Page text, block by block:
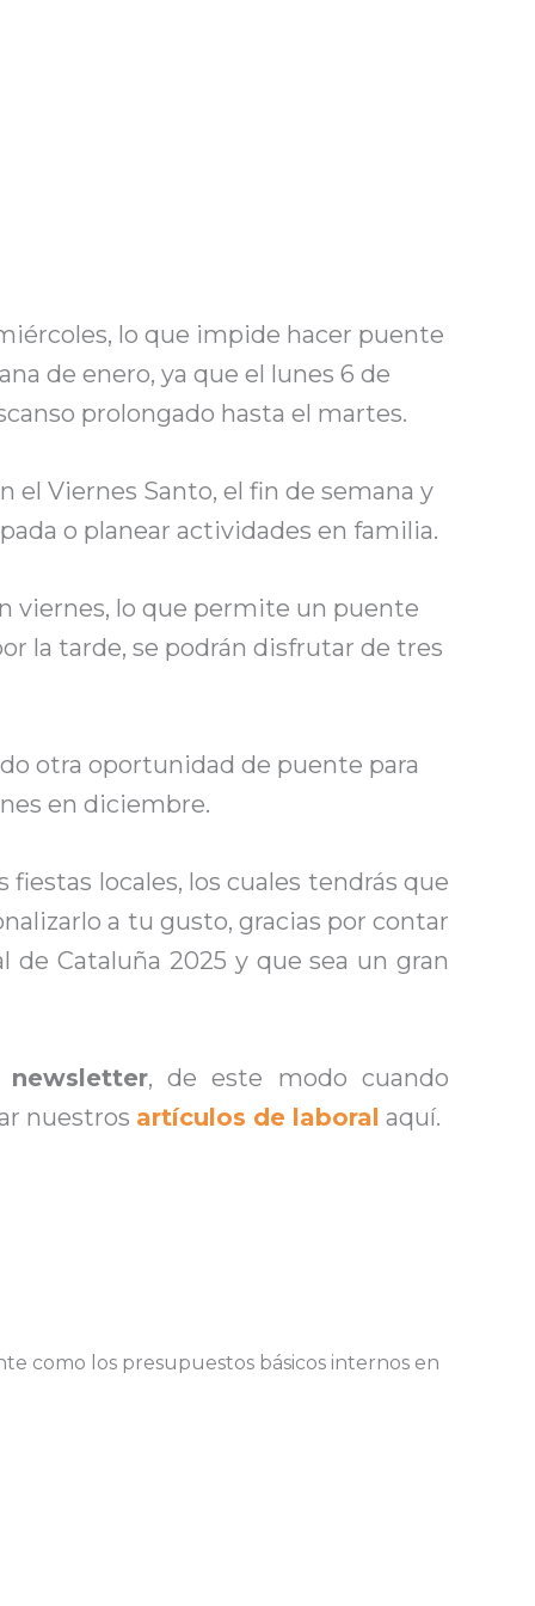
lo que impide hacer puente
de enero, ya que el lunes 6 de
prolongado hasta el martes.
el Viernes Santo, el fin de semana y
o planear actividades en familia.
viernes, lo que permite un puente
la tarde, se podrán disfrutar de tres
otra oportunidad de puente para
en diciembre.
locales, los cuales tendrás que
a tu gusto, gracias por contar
Cataluña 2025 y que sea un gran
, de este modo cuando
nuestros artículos de laboral aquí.
como los presupuestos básicos internos en